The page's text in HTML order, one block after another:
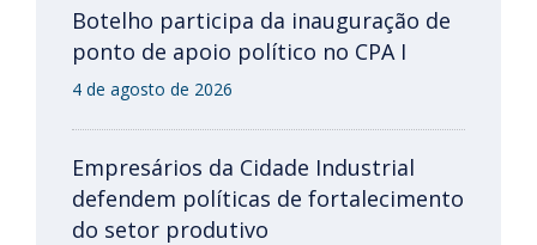
Botelho participa da inauguração de
ponto de apoio político no CPA I
4 de agosto de 2026
Empresários da Cidade Industrial
defendem políticas de fortalecimento
do setor produtivo